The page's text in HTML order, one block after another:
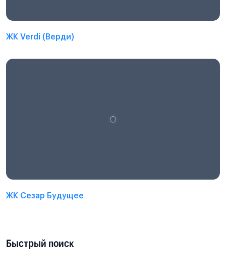
ЖК Verdi (Верди)
ЖК Сезар Будущее
Быстрый поиск